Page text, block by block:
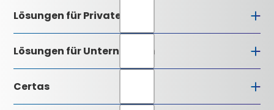
Lösungen für Private
Lösungen für Unternehmen
Certas